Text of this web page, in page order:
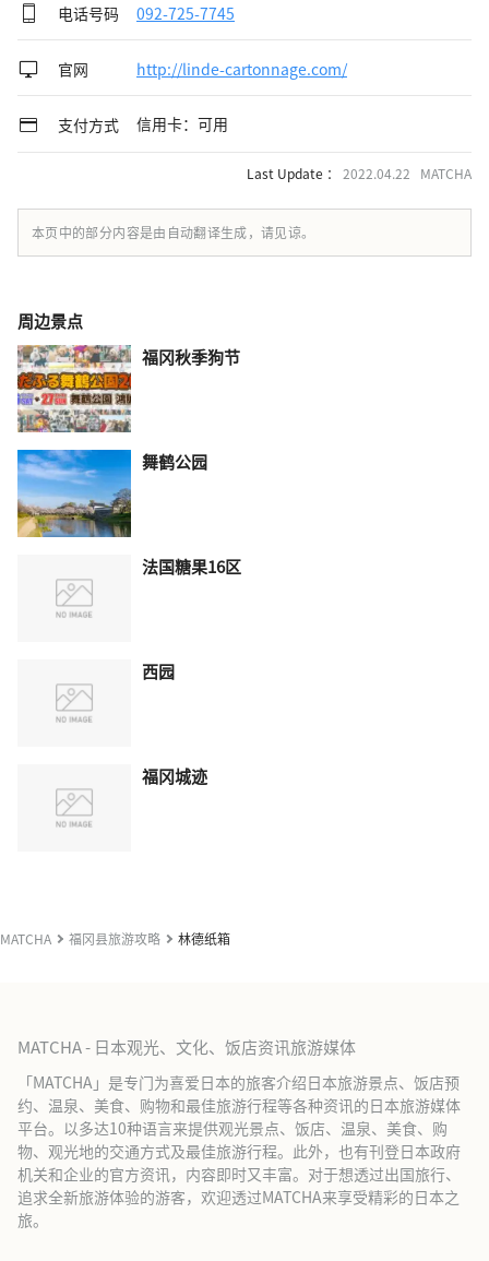
电话号码 092-725-7745
官网 http://linde-cartonnage.com/
支付方式 信用卡：可用
Last Update ： 2022.04.22 MATCHA
本页中的部分内容是由自动翻译生成，请见谅。
周边景点
福冈秋季狗节
舞鹤公园
法国糖果16区
西园
福冈城迹
MATCHA 福冈县旅游攻略 林德纸箱
MATCHA - 日本观光、文化、饭店资讯旅游媒体
「MATCHA」是专门为喜爱日本的旅客介绍日本旅游景点、饭店预
约、温泉、美食、购物和最佳旅游行程等各种资讯的日本旅游媒体
平台。以多达10种语言来提供观光景点、饭店、温泉、美食、购
物、观光地的交通方式及最佳旅游行程。此外，也有刊登日本政府
机关和企业的官方资讯，内容即时又丰富。对于想透过出国旅行、
追求全新旅游体验的游客，欢迎透过MATCHA来享受精彩的日本之
旅。